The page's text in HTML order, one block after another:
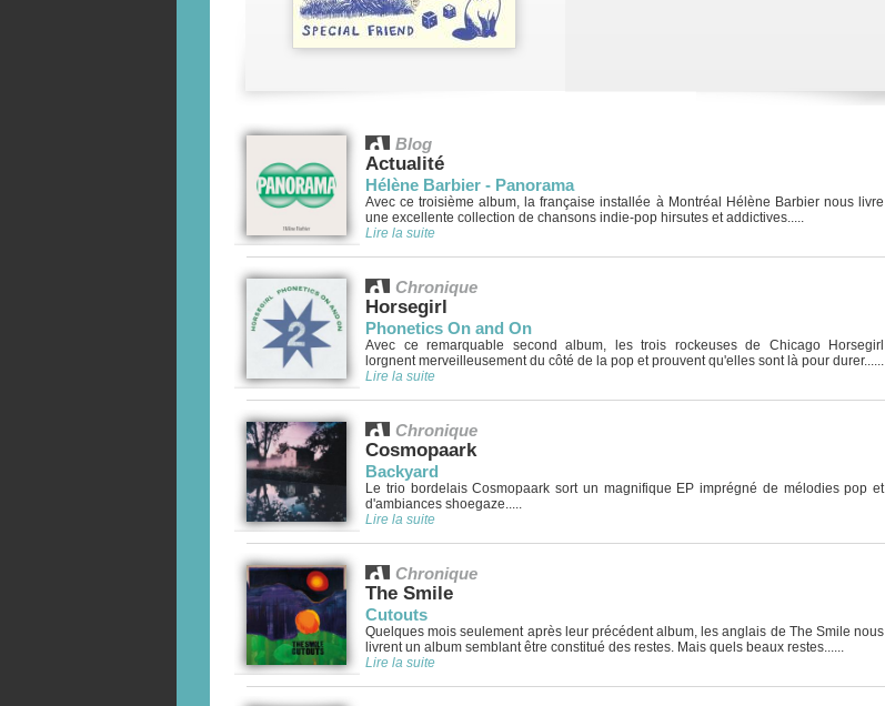
Blog
Actualité
Hélène Barbier - Panorama
Avec ce troisième album, la française installée à Montréal Hélène Barbier nous livre
une excellente collection de chansons indie-pop hirsutes et addictives.....
Lire la suite
Chronique
Horsegirl
Phonetics On and On
Avec ce remarquable second album, les trois rockeuses de Chicago Horsegirl
lorgnent merveilleusement du côté de la pop et prouvent qu'elles sont là pour durer......
Lire la suite
Chronique
Cosmopaark
Backyard
Le trio bordelais Cosmopaark sort un magnifique EP imprégné de mélodies pop et
d'ambiances shoegaze.....
Lire la suite
Chronique
The Smile
Cutouts
Quelques mois seulement après leur précédent album, les anglais de The Smile nous
livrent un album semblant être constitué des restes. Mais quels beaux restes......
Lire la suite